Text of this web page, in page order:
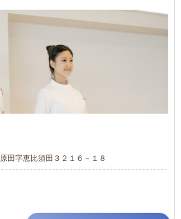
田字恵比須田３２１６－１８